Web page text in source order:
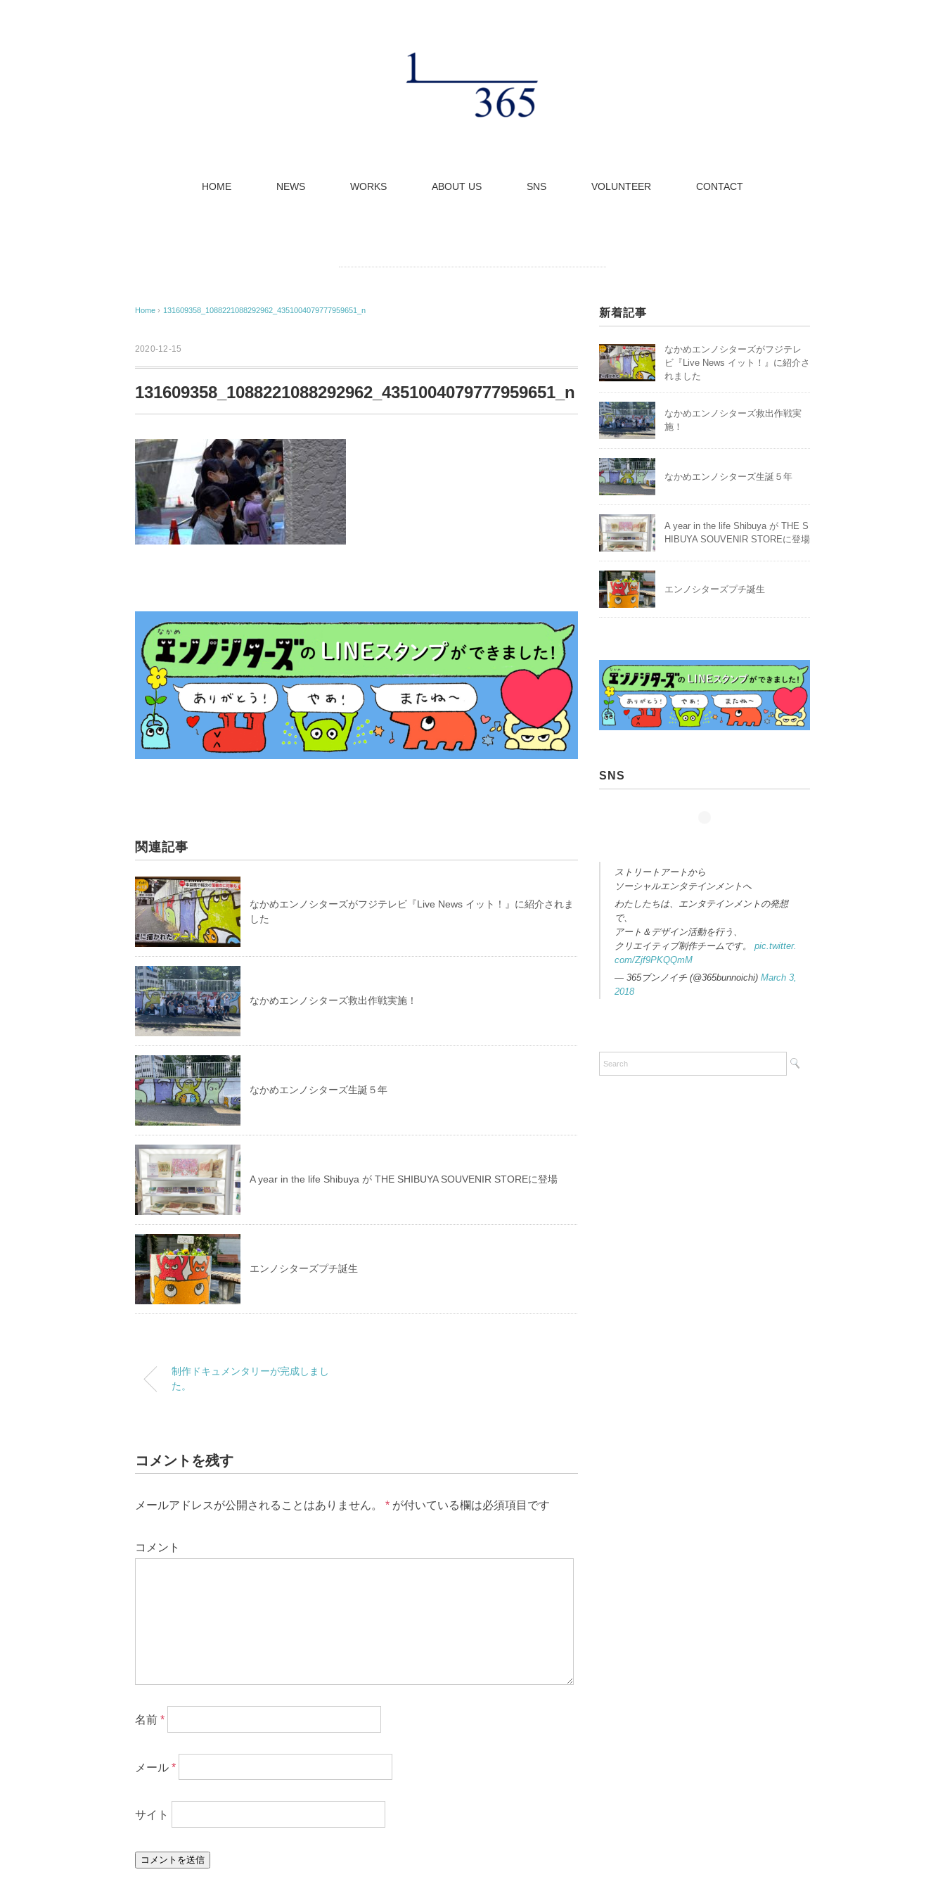
HOME NEWS WORKS ABOUT US SNS VOLUNTEER CONTACT
Home › 131609358_1088221088292962_4351004079777959651_n
2020-12-15
131609358_1088221088292962_4351004079777959651_n
関連記事
なかめエンノシターズがフジテレビ『Live News イット！』に紹介されま
した
なかめエンノシターズ救出作戦実施！
なかめエンノシターズ生誕５年
A year in the life Shibuya が THE SHIBUYA SOUVENIR STOREに登場
エンノシターズプチ誕生
制作ドキュメンタリーが完成しまし
た。
コメントを残す
メールアドレスが公開されることはありません。 * が付いている欄は必須項目です
コメント
名前 *
メール *
サイト
新着記事
なかめエンノシターズがフジテレ
ビ『Live News イット！』に紹介さ
れました
なかめエンノシターズ救出作戦実
施！
なかめエンノシターズ生誕５年
A year in the life Shibuya が THE S
HIBUYA SOUVENIR STOREに登場
エンノシターズプチ誕生
SNS
ストリートアートから
ソーシャルエンタテインメントへ
わたしたちは、エンタテインメントの発想
で、
アート＆デザイン活動を行う、
クリエイティブ制作チームです。 pic.twitter.
com/Zjf9PKQQmM
— 365ブンノイチ (@365bunnoichi) March 3,
2018